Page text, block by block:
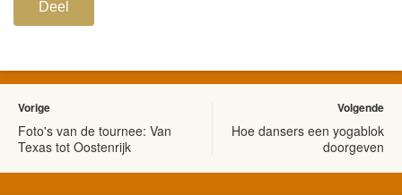
Deel
Vorige
Foto's van de tournee: Van
Texas tot Oostenrijk
Volgende
Hoe dansers een yogablok
doorgeven